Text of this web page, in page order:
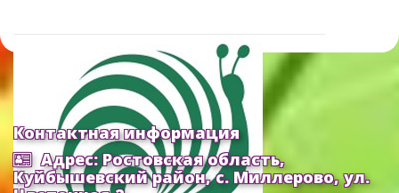
Контактная информация
Адрес: Ростовская область,
Куйбышевский район, с. Миллерово, ул.